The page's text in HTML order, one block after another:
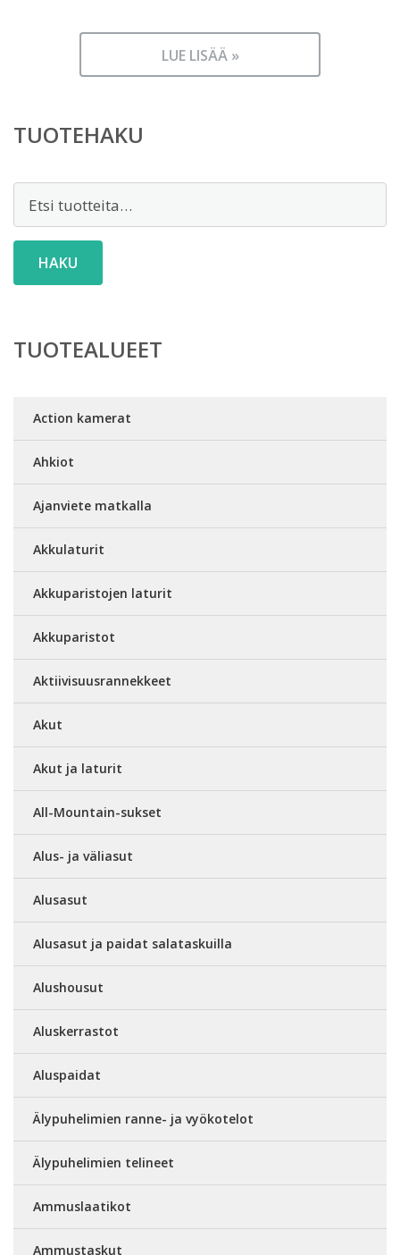
LUE LISÄÄ »
TUOTEHAKU
HAKU
TUOTEALUEET
Action kamerat
Ahkiot
Ajanviete matkalla
Akkulaturit
Akkuparistojen laturit
Akkuparistot
Aktiivisuusrannekkeet
Akut
Akut ja laturit
All-Mountain-sukset
Alus- ja väliasut
Alusasut
Alusasut ja paidat salataskuilla
Alushousut
Aluskerrastot
Aluspaidat
Älypuhelimien ranne- ja vyökotelot
Älypuhelimien telineet
Ammuslaatikot
Ammustaskut